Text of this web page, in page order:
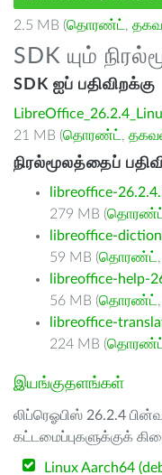
2.5 MB (தொரண்ட் ,
SDK யும்
SDK ஐப் பதிவிறக்கு
21 MB (தொரண்ட் ,
நிரல்மூலத்தைப்
libreoffice-
279 MB (தொரண்ட்
libreoffice-
59 MB (தொரண்ட் ,
libreoffice-help-
56 MB (தொரண்ட் ,
libreoffice-
224 MB (தொரண்ட்
இயங்குதளங்கள்
லிப்ரெஓபிஸ் 26.2.4
கட்டமைப்புகளுக்குக்
Linux Aarch64